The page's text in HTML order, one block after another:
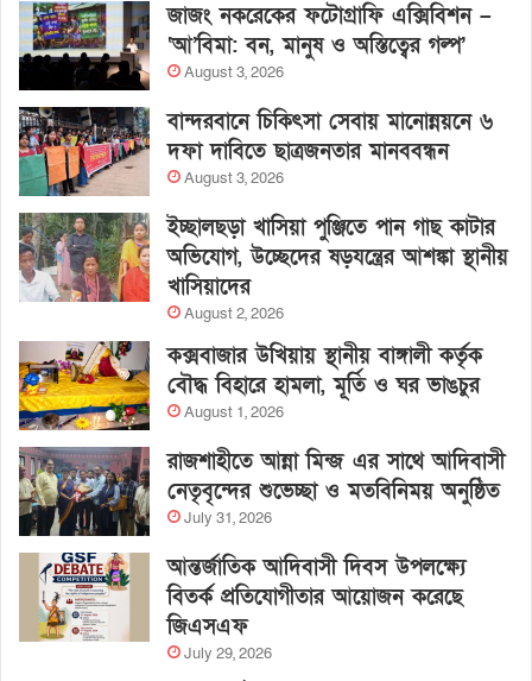
জাজং নকরেকের ফটোগ্রাফি এক্সিবিশন –
‘আ’বিমা: বন, মানুষ ও অস্তিত্বের গল্প’
August 3, 2026
বান্দরবানে চিকিৎসা সেবায় মানোন্নয়নে ৬
দফা দাবিতে ছাত্রজনতার মানববন্ধন
August 3, 2026
ইচ্ছালছড়া খাসিয়া পুঞ্জিতে পান গাছ কাটার
অভিযোগ, উচ্ছেদের ষড়যন্ত্রের আশঙ্কা স্থানীয়
খাসিয়াদের
August 2, 2026
কক্সবাজার উখিয়ায় স্থানীয় বাঙ্গালী কর্তৃক
বৌদ্ধ বিহারে হামলা, মূর্তি ও ঘর ভাঙচুর
August 1, 2026
রাজশাহীতে আন্না মিন্জ এর সাথে আদিবাসী
নেতৃবৃন্দের শুভেচ্ছা ও মতবিনিময় অনুষ্ঠিত
July 31, 2026
আন্তর্জাতিক আদিবাসী দিবস উপলক্ষ্যে
বিতর্ক প্রতিযোগীতার আয়োজন করেছে
জিএসএফ
July 29, 2026